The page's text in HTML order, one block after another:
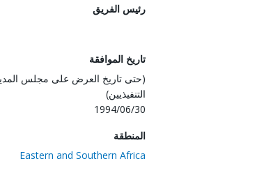
رئيس الفريق
تاريخ الموافقة
(حتى تاريخ العرض على مجلس
التنفيذيين)
1994/06/30
المنطقة
Eastern and Southern Africa